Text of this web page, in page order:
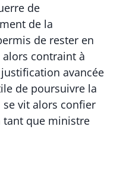
de
de la
de rester en
contraint à
justification avancée
de poursuivre la
se vit alors confier
que ministre